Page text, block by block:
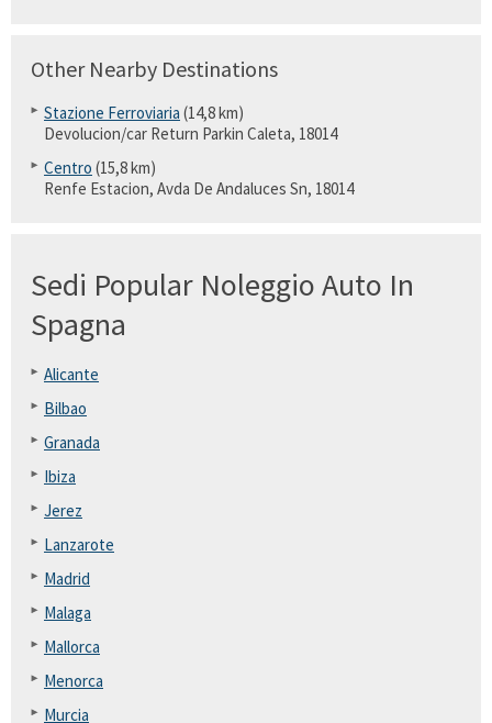
Other Nearby Destinations
Stazione Ferroviaria (14,8 km)
Devolucion/car Return Parkin Caleta, 18014
Centro (15,8 km)
Renfe Estacion, Avda De Andaluces Sn, 18014
Sedi Popular Noleggio Auto In
Spagna
Alicante
Bilbao
Granada
Ibiza
Jerez
Lanzarote
Madrid
Malaga
Mallorca
Menorca
Murcia